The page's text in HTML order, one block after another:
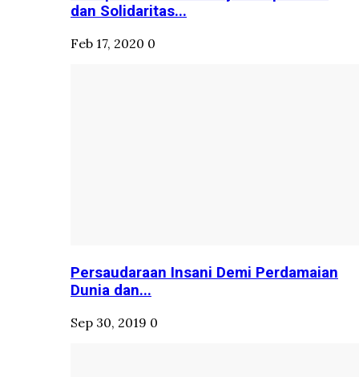
dan Solidaritas...
Feb 17, 2020 0
Persaudaraan Insani Demi Perdamaian
Dunia dan...
Sep 30, 2019 0